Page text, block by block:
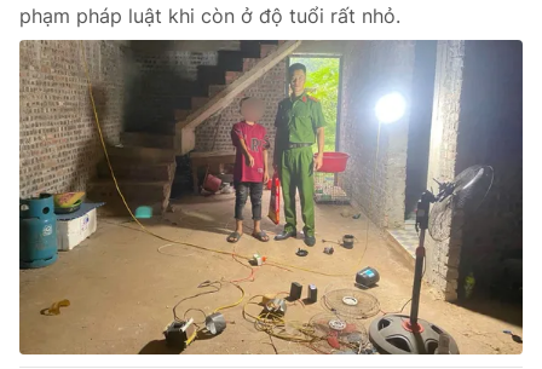
Pháp luật
Y tế
Thế giới
Tin tức
Thế giới đó đây
Câu chuyện quốc tế
Kinh tế
Tài chính
Thị trường
Dữ liệu và đời sống
phạm pháp luật khi còn ở độ tuổi rất nhỏ.